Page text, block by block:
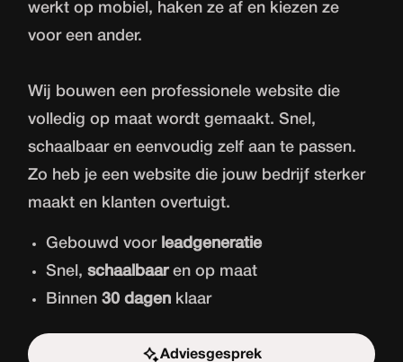
werkt op mobiel, haken ze af en kiezen ze
voor een ander.
Wij bouwen een professionele website die
volledig op maat wordt gemaakt. Snel,
schaalbaar en eenvoudig zelf aan te passen.
Zo heb je een website die jouw bedrijf sterker
maakt en klanten overtuigt.
Gebouwd voor leadgeneratie
Snel,schaalbaaren op maat
Binnen30 dagen klaar
Adviesgesprek